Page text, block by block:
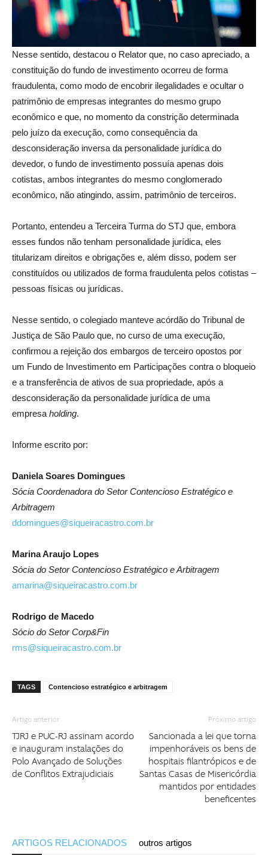
Nesse sentido, destacou o Relator que, no caso apreciado, a
constituição do fundo de investimento ocorreu de forma
fraudulenta, como modo de encobrir ilegalidades e ocultar o
patrimônio de empresas integrantes do mesmo grupo
econômico e que, no momento da constrição determinada
pelo juízo da execução, como consequência da
desconsideração inversa da personalidade jurídica do
devedor, o fundo de investimento possuía apenas dois
cotistas, ambos integrantes do mesmo conglomerado
econômico, não atingindo, assim, patrimônio de terceiros.
Portanto, entendeu a Terceira Turma do STJ que, embora
esses fundos não tenham personalidade jurídica, eles
titularizam direitos e obrigações e, além disso, podem ser
constituídos ou utilizados de forma fraudulenta pelos cotistas –
pessoas físicas ou jurídicas.
Nesse sentido, o colegiado manteve acórdão do Tribunal de
Justiça de São Paulo que, no curso de uma execução,
confirmou a rejeição dos embargos de terceiro opostos por
um Fundo de Investimento em Participações contra o bloqueio
e a transferência de ativos de sua propriedade, após a
desconsideração da personalidade jurídica de uma
empresa holding.
Informe escrito por:
Daniela Soares Domingues
Sócia Coordenadora do Setor Contencioso Estratégico e
Arbitragem
ddomingues@siqueiracastro.com.br
Marina Araujo Lopes
Sócia do Setor Contencioso Estratégico e Arbitragem
amarina@siqueiracastro.com.br
Rodrigo de Macedo
Sócio do Setor Corp&Fin
rms@siqueiracastro.com.br
TAGS Contencioso estratégico e arbitragem
Artigo anterior
TJRJ e PUC-RJ assinam acordo
e inauguram instalações do
Polo Avançado de Soluções
de Conflitos Extrajudiciais
Próximo artigo
Sancionada a lei que torna
impenhoráveis os bens de
hospitais filantrópicos e de
Santas Casas de Misericórdia
mantidos por entidades
beneficentes
ARTIGOS RELACIONADOS outros artigos